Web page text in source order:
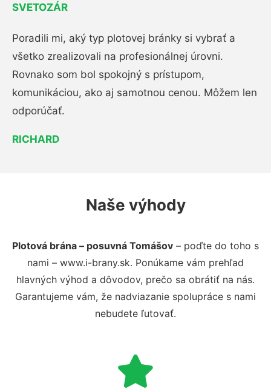
SVETOZÁR
Poradili mi, aký typ plotovej bránky si vybrať a
všetko zrealizovali na profesionálnej úrovni.
Rovnako som bol spokojný s prístupom,
komunikáciou, ako aj samotnou cenou. Môžem len
odporúčať.
RICHARD
Naše výhody
Plotová brána – posuvná Tomášov – poďte do toho s
nami – www.i-brany.sk. Ponúkame vám prehľad
hlavných výhod a dôvodov, prečo sa obrátiť na nás.
Garantujeme vám, že nadviazanie spolupráce s nami
nebudete ľutovať.